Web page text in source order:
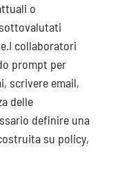
o
collaboratori
prompt per
scrivere email,
delle
definire una
su policy,